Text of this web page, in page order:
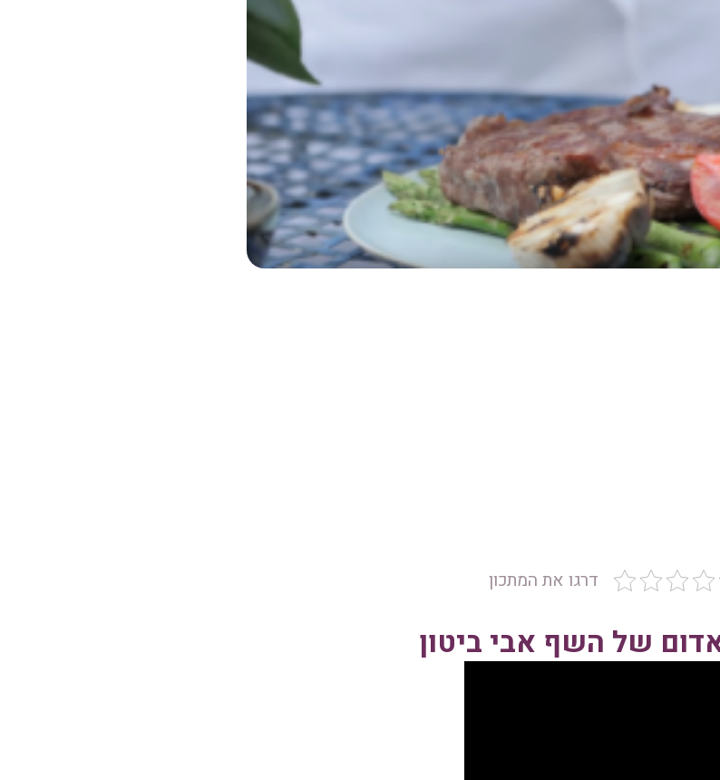
דרגו את המתכון
של השף אבי ביטון